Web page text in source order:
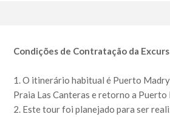
Condições de Contratação da
1. O itinerário habitual é Puerto
Praia Las Canteras e retorno a Puerto
2. Este tour foi planejado para ser